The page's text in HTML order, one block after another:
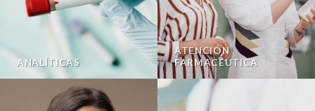
ANALÍTICAS
ATENCIÓN
FARMACÉUTICA